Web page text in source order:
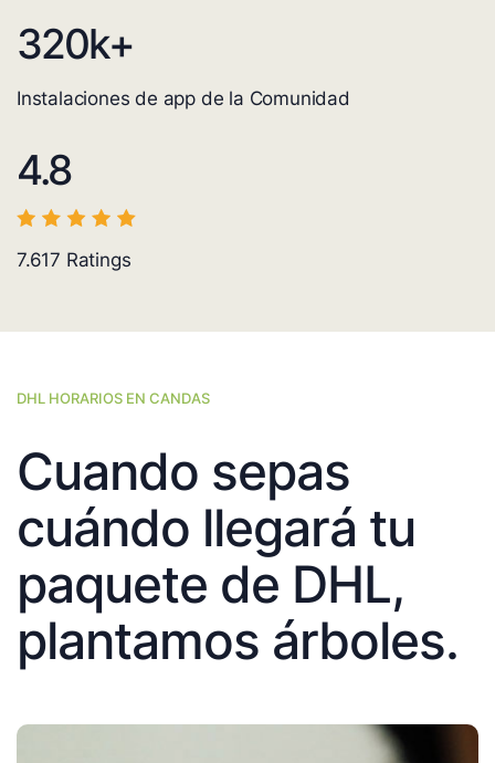
320k+
Instalaciones de app de la Comunidad
4.8
7.617 Ratings
DHL HORARIOS EN CANDAS
Cuando sepas
cuándo llegará tu
paquete de DHL,
plantamos árboles.